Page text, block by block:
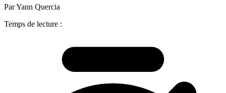
Par Yann Quercia
Temps de lecture :